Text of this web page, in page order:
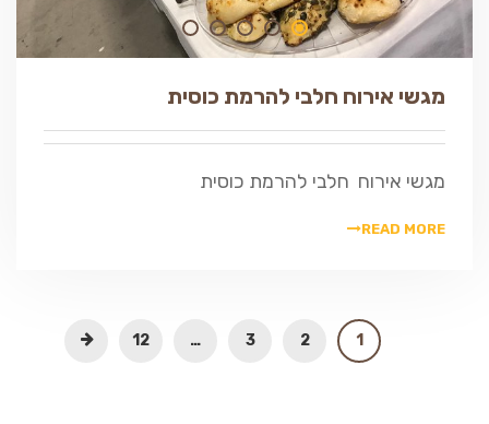
מגשי אירוח חלבי להרמת כוסית
מגשי אירוח חלבי להרמת כוסית
READ MORE
1
2
3
…
12